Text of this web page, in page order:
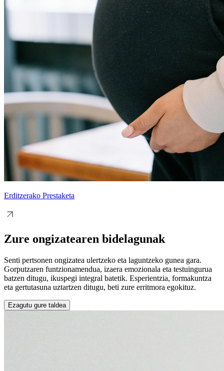
Erditzerako Prestaketa
Zure ongizatearen bidelagunak
Senti pertsonen ongizatea ulertzeko eta laguntzeko gunea gara.
Gorputzaren funtzionamendua, izaera emozionala eta testuingurua
batzen ditugu, ikuspegi integral batetik. Esperientzia, formakuntza
eta gertutasuna uztartzen ditugu, beti zure erritmora egokituz.
Ezagutu gure taldea